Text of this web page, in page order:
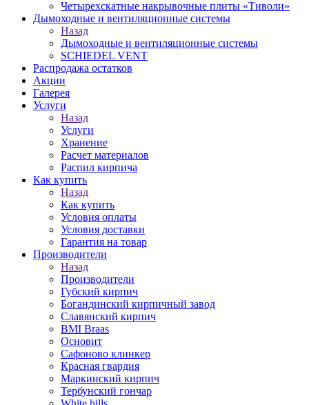
Четырехскатные накрывочные плиты «Тиволи»
Дымоходные и вентиляционные системы
Назад
Дымоходные и вентиляционные системы
SCHIEDEL VENT
Распродажа остатков
Акции
Галерея
Услуги
Назад
Услуги
Хранение
Расчет материалов
Распил кирпича
Как купить
Назад
Как купить
Условия оплаты
Условия доставки
Гарантия на товар
Производители
Назад
Производители
Губский кирпич
Богандинский кирпичный завод
Славянский кирпич
BMI Braas
Основит
Сафоново клинкер
Красная гвардия
Маркинский кирпич
Тербунский гончар